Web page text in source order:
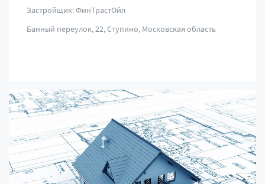
Застройщик: ФинТрастОйл
Банный переулок, 22, Ступино, Московская область